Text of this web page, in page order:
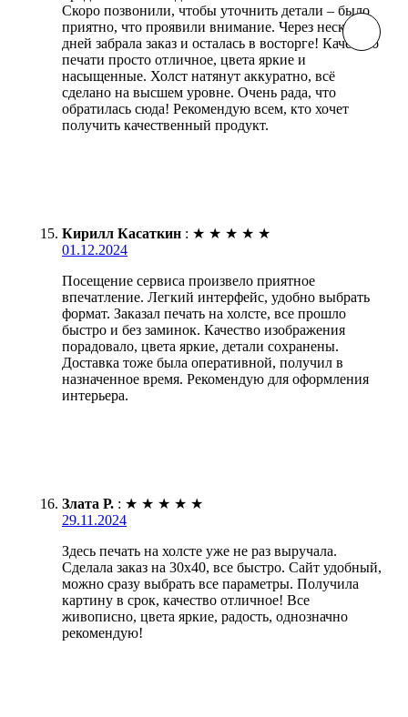
Скоро позвонили, чтобы уточнить детали – было
приятно, что проявили внимание. Через несколько
дней забрала заказ и осталась в восторге! Качество
печати просто отличное, цвета яркие и
насыщенные. Холст натянут аккуратно, всё
сделано на высшем уровне. Очень рада, что
обратилась сюда! Рекомендую всем, кто хочет
получить качественный продукт.
Кирилл Касаткин : ★ ★ ★ ★ ★
01.12.2024
Посещение сервиса произвело приятное
впечатление. Легкий интерфейс, удобно выбрать
формат. Заказал печать на холсте, все прошло
быстро и без заминок. Качество изображения
порадовало, цвета яркие, детали сохранены.
Доставка тоже была оперативной, получил в
назначенное время. Рекомендую для оформления
интерьера.
Злата Р. : ★ ★ ★ ★ ★
29.11.2024
Здесь печать на холсте уже не раз выручала.
Сделала заказ на 30х40, все быстро. Сайт удобный,
можно сразу выбрать все параметры. Получила
картину в срок, качество отличное! Все
живописно, цвета яркие, радость, однозначно
рекомендую!